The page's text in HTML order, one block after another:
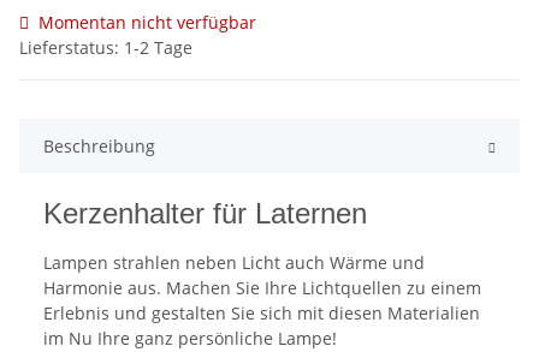
Momentan nicht verfügbar
Lieferstatus: 1-2 Tage
Beschreibung
Kerzenhalter für Laternen
Lampen strahlen neben Licht auch Wärme und
Harmonie aus. Machen Sie Ihre Lichtquellen zu einem
Erlebnis und gestalten Sie sich mit diesen Materialien
im Nu Ihre ganz persönliche Lampe!